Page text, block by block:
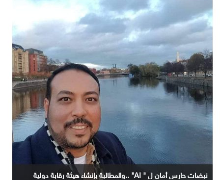
نبضات حارس أمان ل " AI" ..والمطالبة بإنشاء هيئة رقابة دولية